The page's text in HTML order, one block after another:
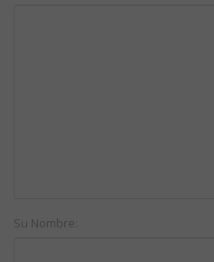
Su Nombre: